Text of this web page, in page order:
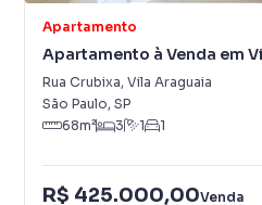
Apartamento
Apartamento à Venda em
Rua Crubixa, Vila Araguaia
São Paulo, SP
68m² 3 1 1
R$ 425.000,00Venda